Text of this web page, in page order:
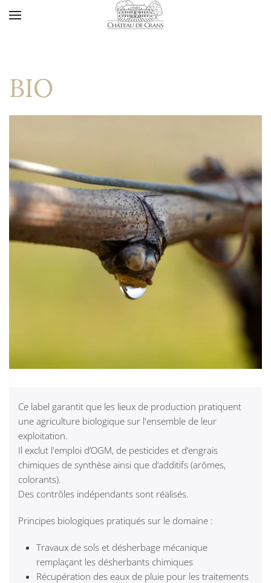
BIO
Ce label garantit que les lieux de production pratiquent
une agriculture biologique sur l'ensemble de leur
exploitation.
Il exclut l'emploi d’OGM, de pesticides et d’engrais
chimiques de synthèse ainsi que d’additifs (arômes,
colorants).
Des contrôles indépendants sont réalisés.
Principes biologiques pratiqués sur le domaine :
Travaux de sols et désherbage mécanique
remplaçant les désherbants chimiques
Récupération des eaux de pluie pour les traitements